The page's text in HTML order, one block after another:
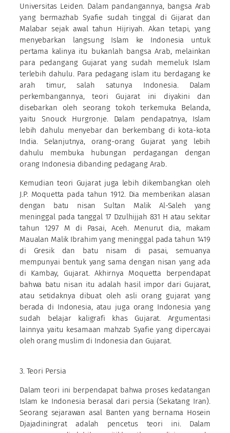
Universitas Leiden. Dalam pandangannya, bangsa Arab
yang bermazhab Syafie sudah tinggal di Gijarat dan
Malabar sejak awal tahun Hijriyah. Akan tetapi, yang
menyebarkan langsung Islam ke Indonesia untuk
pertama kalinya itu bukanlah bangsa Arab, melainkan
para pedangang Gujarat yang sudah memeluk Islam
terlebih dahulu. Para pedagang islam itu berdagang ke
arah timur, salah satunya Indonesia. Dalam
perkembangannya, teori Gujarat ini diyakini dan
disebarkan oleh seorang tokoh terkemuka Belanda,
yaitu Snouck Hurgronje. Dalam pendapatnya, Islam
lebih dahulu menyebar dan berkembang di kota-kota
India. Selanjutnya, orang-orang Gujarat yang lebih
dahulu membuka hubungan perdagangan dengan
orang Indonesia dibanding pedagang Arab.
Kemudian teori Gujarat juga lebih dikembangkan oleh
J.P. Moquetta pada tahun 1912. Dia memberikan alasan
dengan batu nisan Sultan Malik Al-Saleh yang
meninggal pada tanggal 17 Dzulhijjah 831 H atau sekitar
tahun 1297 M di Pasai, Aceh. Menurut dia, makam
Maualan Malik Ibrahim yang meninggal pada tahun 1419
di Gresik dan batu nisam di pasai, semuanya
mempunyai bentuk yang sama dengan nisan yang ada
di Kambay, Gujarat. Akhirnya Moquetta berpendapat
bahwa batu nisan itu adalah hasil impor dari Gujarat,
atau setidaknya dibuat oleh asli orang gujarat yang
berada di Indonesia, atau juga orang Indonesia yang
sudah belajar kaligrafi khas Gujarat. Argumentasi
lainnya yaitu kesamaan mahzab Syafie yang dipercayai
oleh orang muslim di Indonesia dan Gujarat.
3. Teori Persia
Dalam teori ini berpendapat bahwa proses kedatangan
Islam ke Indonesia berasal dari persia (Sekatang Iran).
Seorang sejarawan asal Banten yang bernama Hosein
Djajadiningrat adalah pencetus teori ini. Dalam